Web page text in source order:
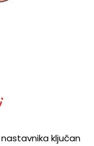
ključan